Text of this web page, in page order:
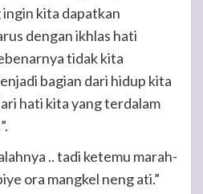
kita dapatkan
dengan ikhlas hati
tidak kita
bagian dari hidup kita
hati kita yang terdalam
.. tadi ketemu marah-
ora mangkel neng ati.”